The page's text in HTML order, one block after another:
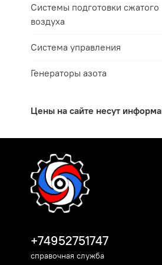
Системы подготовки сжатого
воздуха
Система управления
Генераторы азота
Цены на сайте несут
+74952751747
справочная служба